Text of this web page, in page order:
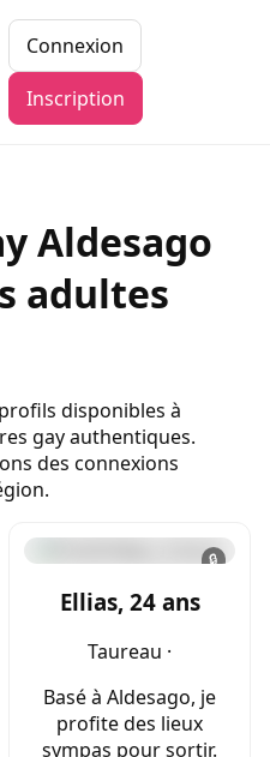
Connexion
Inscription
Aldesago
adultes
disponibles à
gay authentiques.
des connexions
🔒
Ellias, 24 ans
Taureau ·
Basé à Aldesago, je
profite des lieux
sympas pour sortir.